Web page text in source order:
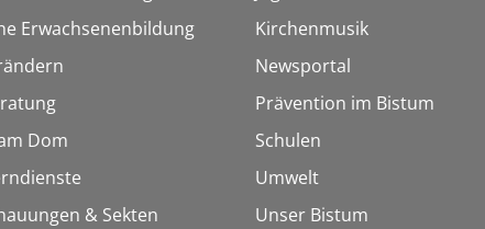
Erwachsenenbildung
Dom
& Sekten
Kirchenmusik
Newsportal
Prävention im Bistum
Schulen
Umwelt
Unser Bistum